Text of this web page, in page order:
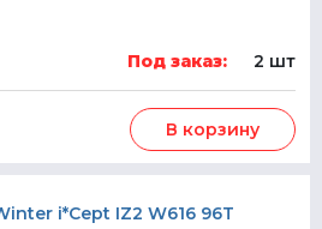
Под заказ: 2 шт
В корзину
i*Cept IZ2 W616 96T